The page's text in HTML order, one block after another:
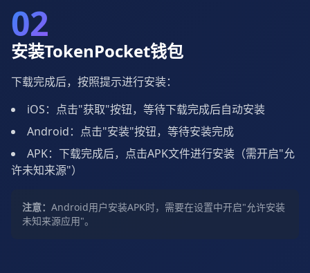
02
安装TokenPocket钱包
下载完成后，按照提示进行安装：
iOS：点击"获取"按钮，等待下载完成后自动安装
Android：点击"安装"按钮，等待安装完成
APK：下载完成后，点击APK文件进行安装（需开启"允
许未知来源"）
注意： Android用户安装APK时，需要在设置中开启"允许安装
未知来源应用"。